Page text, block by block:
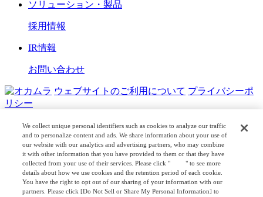
ソリューション・製品
採用情報
IR情報
お問い合わせ
ウェブサイトのご利用について プライバシーポ
リシー
COPYRIGHT © OKAMURA CORPORATION. ALL RIGHTS
RESERVED.
日本公式 企業広報
We collect unique personal identifiers such as cookies to analyze our traffic
and to personalize content and ads. We share information about your use of
our website with our analytics and advertising partners, who may combine
it with other information that you have provided to them or that they have
collected from your use of their services. Please click "
here" to see more
details about how we use cookies and the retention period of each cookie.
You have the right to opt out of our sharing of your information with our
partners. Please click [Do Not Sell or Share My Personal Information] to